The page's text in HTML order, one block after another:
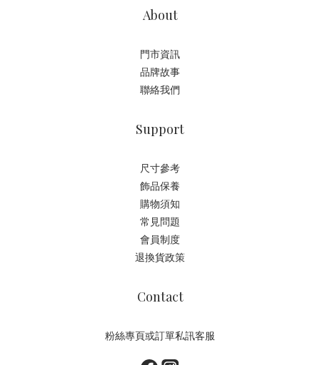
About
門市資訊
品牌故事
聯絡我們
Support
尺寸參考
飾品保養
購物須知
常見問題
會員制度
退換貨政策
Contact
粉絲專頁或訂單私訊客服